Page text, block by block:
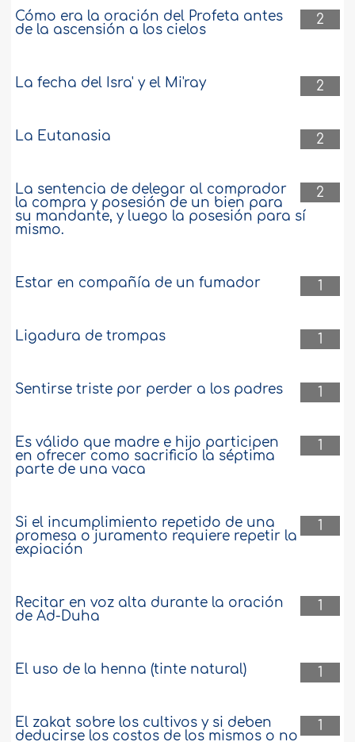
2
Cómo era la oración del Profeta antes
de la ascensión a los cielos
2
La fecha del Isra' y el Mi'ray
2
La Eutanasia
2
La sentencia de delegar al comprador
la compra y posesión de un bien para
su mandante, y luego la posesión para sí
mismo.
1
Estar en compañía de un fumador
1
Ligadura de trompas
1
Sentirse triste por perder a los padres
1
Es válido que madre e hijo participen
en ofrecer como sacrificio la séptima
parte de una vaca
1
Si el incumplimiento repetido de una
promesa o juramento requiere repetir la
expiación
1
Recitar en voz alta durante la oración
de Ad-Duha
1
El uso de la henna (tinte natural)
1
El zakat sobre los cultivos y si deben
deducirse los costos de los mismos o no